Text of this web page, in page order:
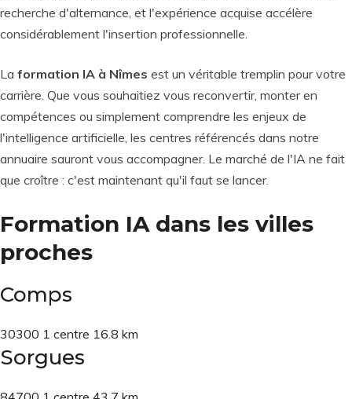
recherche d'alternance, et l'expérience acquise accélère
considérablement l'insertion professionnelle.
La formation IA à Nîmes est un véritable tremplin pour votre
carrière. Que vous souhaitiez vous reconvertir, monter en
compétences ou simplement comprendre les enjeux de
l'intelligence artificielle, les centres référencés dans notre
annuaire sauront vous accompagner. Le marché de l'IA ne fait
que croître : c'est maintenant qu'il faut se lancer.
Formation IA dans les villes
proches
Comps
30300 1 centre 16.8 km
Sorgues